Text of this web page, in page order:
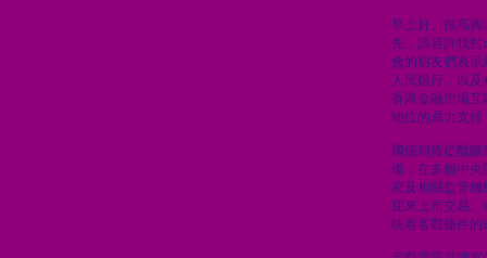
早上好。很高興
先，請容許我
會的朋友們表示
人民銀行，以
香港金融市場互
地位的鼎力支持
國債期貨從醞
備，在多個中央
府及相關監管
迎來上市交易。
映着客觀條件的